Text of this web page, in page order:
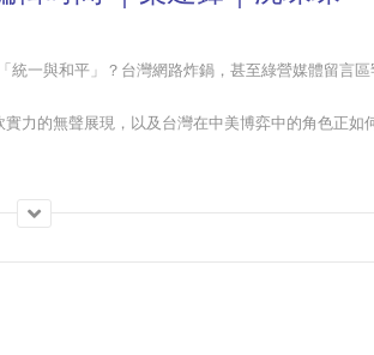
一與和平」？台灣網路炸鍋，甚至綠營媒體留言
力的無聲展現，以及台灣在中美博弈中的角色正如